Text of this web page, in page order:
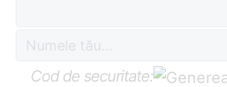
Cod de securitate: